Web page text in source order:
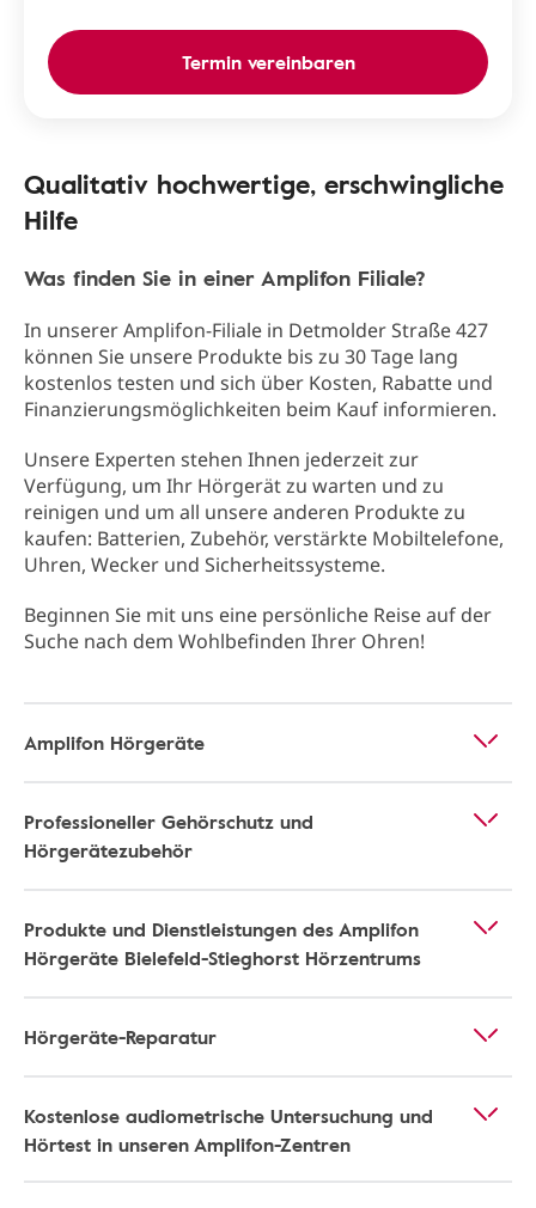
Termin vereinbaren
Qualitativ hochwertige, erschwingliche
Hilfe
Was finden Sie in einer Amplifon Filiale?
In unserer Amplifon-Filiale in Detmolder Straße 427
können Sie unsere Produkte bis zu 30 Tage lang
kostenlos testen und sich über Kosten, Rabatte und
Finanzierungsmöglichkeiten beim Kauf informieren.
Unsere Experten stehen Ihnen jederzeit zur
Verfügung, um Ihr Hörgerät zu warten und zu
reinigen und um all unsere anderen Produkte zu
kaufen: Batterien, Zubehör, verstärkte Mobiltelefone,
Uhren, Wecker und Sicherheitssysteme.
Beginnen Sie mit uns eine persönliche Reise auf der
Suche nach dem Wohlbefinden Ihrer Ohren!
Amplifon Hörgeräte
Professioneller Gehörschutz und
Hörgerätezubehör
Produkte und Dienstleistungen des Amplifon
Hörgeräte Bielefeld-Stieghorst Hörzentrums
Hörgeräte-Reparatur
Kostenlose audiometrische Untersuchung und
Hörtest in unseren Amplifon-Zentren